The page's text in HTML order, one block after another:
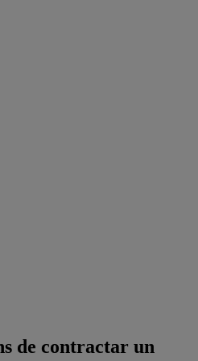
de contractar un